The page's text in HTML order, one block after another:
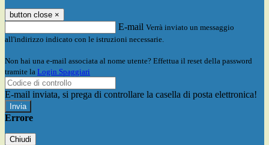
button close ×
E-mail Verrà inviato un messaggio
all'indirizzo indicato con le istruzioni necessarie.
Non hai una e-mail associata al nome utente? Effettua il reset della password
tramite la Login Spaggiari
E-mail inviata, si prega di controllare la casella di posta elettronica!
Errore
Chiudi